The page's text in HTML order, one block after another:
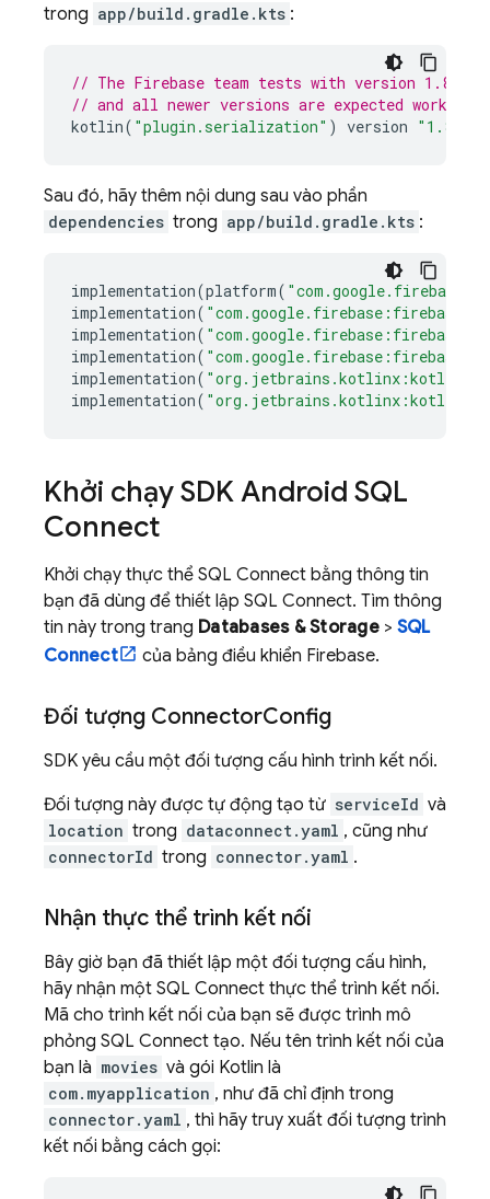
trong app/build.gradle.kts :
// The Firebase team tests with version
// and all newer versions are expected work too.
kotlin( "plugin.serialization" ) version "1.8.22"
Sau đó, hãy thêm nội dung sau vào phần
dependencies trong app/build.gradle.kts :
implementation(platform(
implementation( "com.google.firebase:firebase-
implementation( "com.google.firebase:firebase-
implementation( "com.google.firebase:firebase-
implementation( "org.jetbrains.kotlinx:kotlinx-
implementation( "org.jetbrains.kotlinx:kotlinx-
Khởi chạy SDK Android SQL
Connect
Khởi chạy thực thể SQL Connect bằng thông tin
bạn đã dùng để thiết lập SQL Connect. Tìm thông
tin này trong trang Databases & Storage> SQL
Connect
của bảng điều khiển Firebase.
Đối tượng ConnectorConfig
SDK yêu cầu một đối tượng cấu hình trình kết nối.
Đối tượng này được tự động tạo từ serviceId và
location trong dataconnect.yaml , cũng như
connectorId trong connector.yaml .
Nhận thực thể trình kết nối
Bây giờ bạn đã thiết lập một đối tượng cấu hình,
hãy nhận một SQL Connect thực thể trình kết nối.
Mã cho trình kết nối của bạn sẽ được trình mô
phỏng SQL Connect tạo. Nếu tên trình kết nối của
bạn là movies và gói Kotlin là
com.myapplication , như đã chỉ định trong
connector.yaml , thì hãy truy xuất đối tượng trình
kết nối bằng cách gọi: